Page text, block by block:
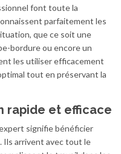
font toute la
parfaitement les
que ce soit une
bordure ou encore un
les utiliser efficacement
tout en préservant la
rapide et efficace
signifie bénéficier
Ils arrivent avec tout le